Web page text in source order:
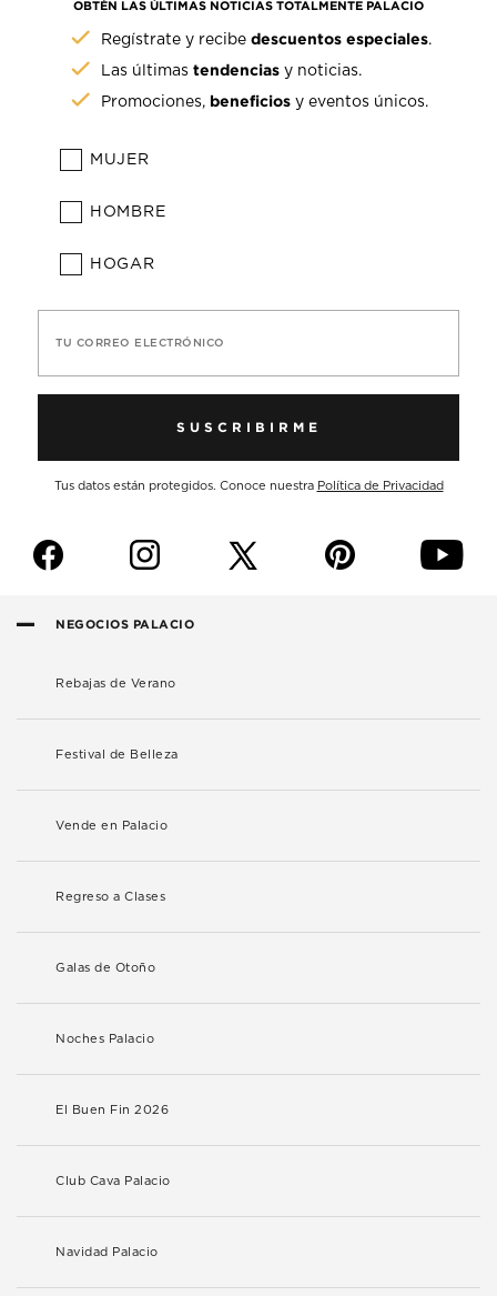
OBTÉN LAS ÚLTIMAS NOTICIAS TOTALMENTE PALACIO
Regístrate y recibedescuentos especiales.
Las últimastendencias y noticias.
Promociones, beneficios y eventos únicos.
MUJER
HOMBRE
HOGAR
TU CORREO ELECTRÓNICO
SUSCRIBIRME
Tus datos están protegidos. Conoce nuestra Política de Privacidad
f i p y
NEGOCIOS PALACIO
Rebajas de Verano
Festival de Belleza
Vende en Palacio
Regreso a Clases
Galas de Otoño
Noches Palacio
El Buen Fin 2026
Club Cava Palacio
Navidad Palacio